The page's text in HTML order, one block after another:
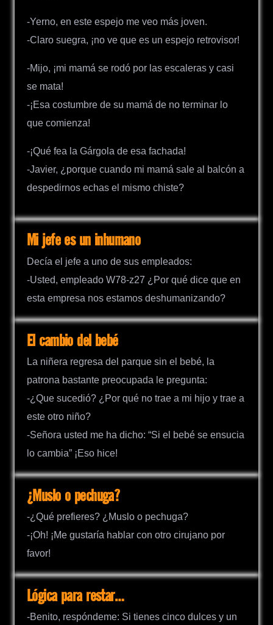
-Yerno, en este espejo me veo más joven.
-Claro suegra, ¡no ve que es un espejo retrovisor!
-Mijo, ¡mi mamá se rodó por las escaleras y casi
se mata!
-¡Esa costumbre de su mamá de no terminar lo
que comienza!
-¡Qué fea la Gárgola de esa fachada!
-Javier, ¿porque cuando mi mamá sale al balcón a
despedirnos echas el mismo chiste?
Mi jefe es un inhumano
Decía el jefe a uno de sus empleados:
-Usted, empleado W78-z27 ¿Por qué dice que en
esta empresa nos estamos deshumanizando?
El cambio del bebé
La niñera regresa del parque sin el bebé, la
patrona bastante preocupada le pregunta:
-¿Que sucedió? ¿Por qué no trae a mi hijo y trae a
este otro niño?
-Señora usted me ha dicho: “Si el bebé se ensucia
lo cambia” ¡Eso hice!
¿Muslo o pechuga?
-¿Qué prefieres? ¿Muslo o pechuga?
-¡Oh! ¡Me gustaría hablar con otro cirujano por
favor!
Lógica para restar…
-Benito, respóndeme: Si tienes cinco dulces y un